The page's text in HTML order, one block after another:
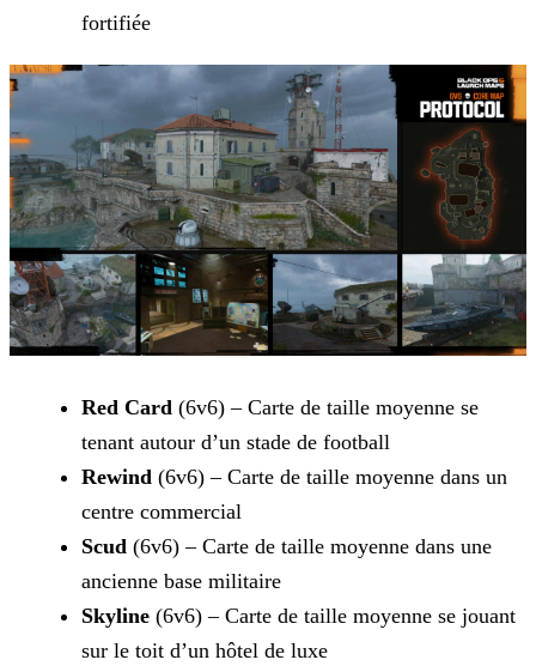
fortifiée
Red Card (6v6) – Carte de taille moyenne se
tenant autour d’un stade de football
Rewind (6v6) – Carte de taille moyenne dans un
centre commercial
Scud (6v6) – Carte de taille moyenne dans une
ancienne base militaire
Skyline (6v6) – Carte de taille moyenne se jouant
sur le toit d’un hôtel de luxe